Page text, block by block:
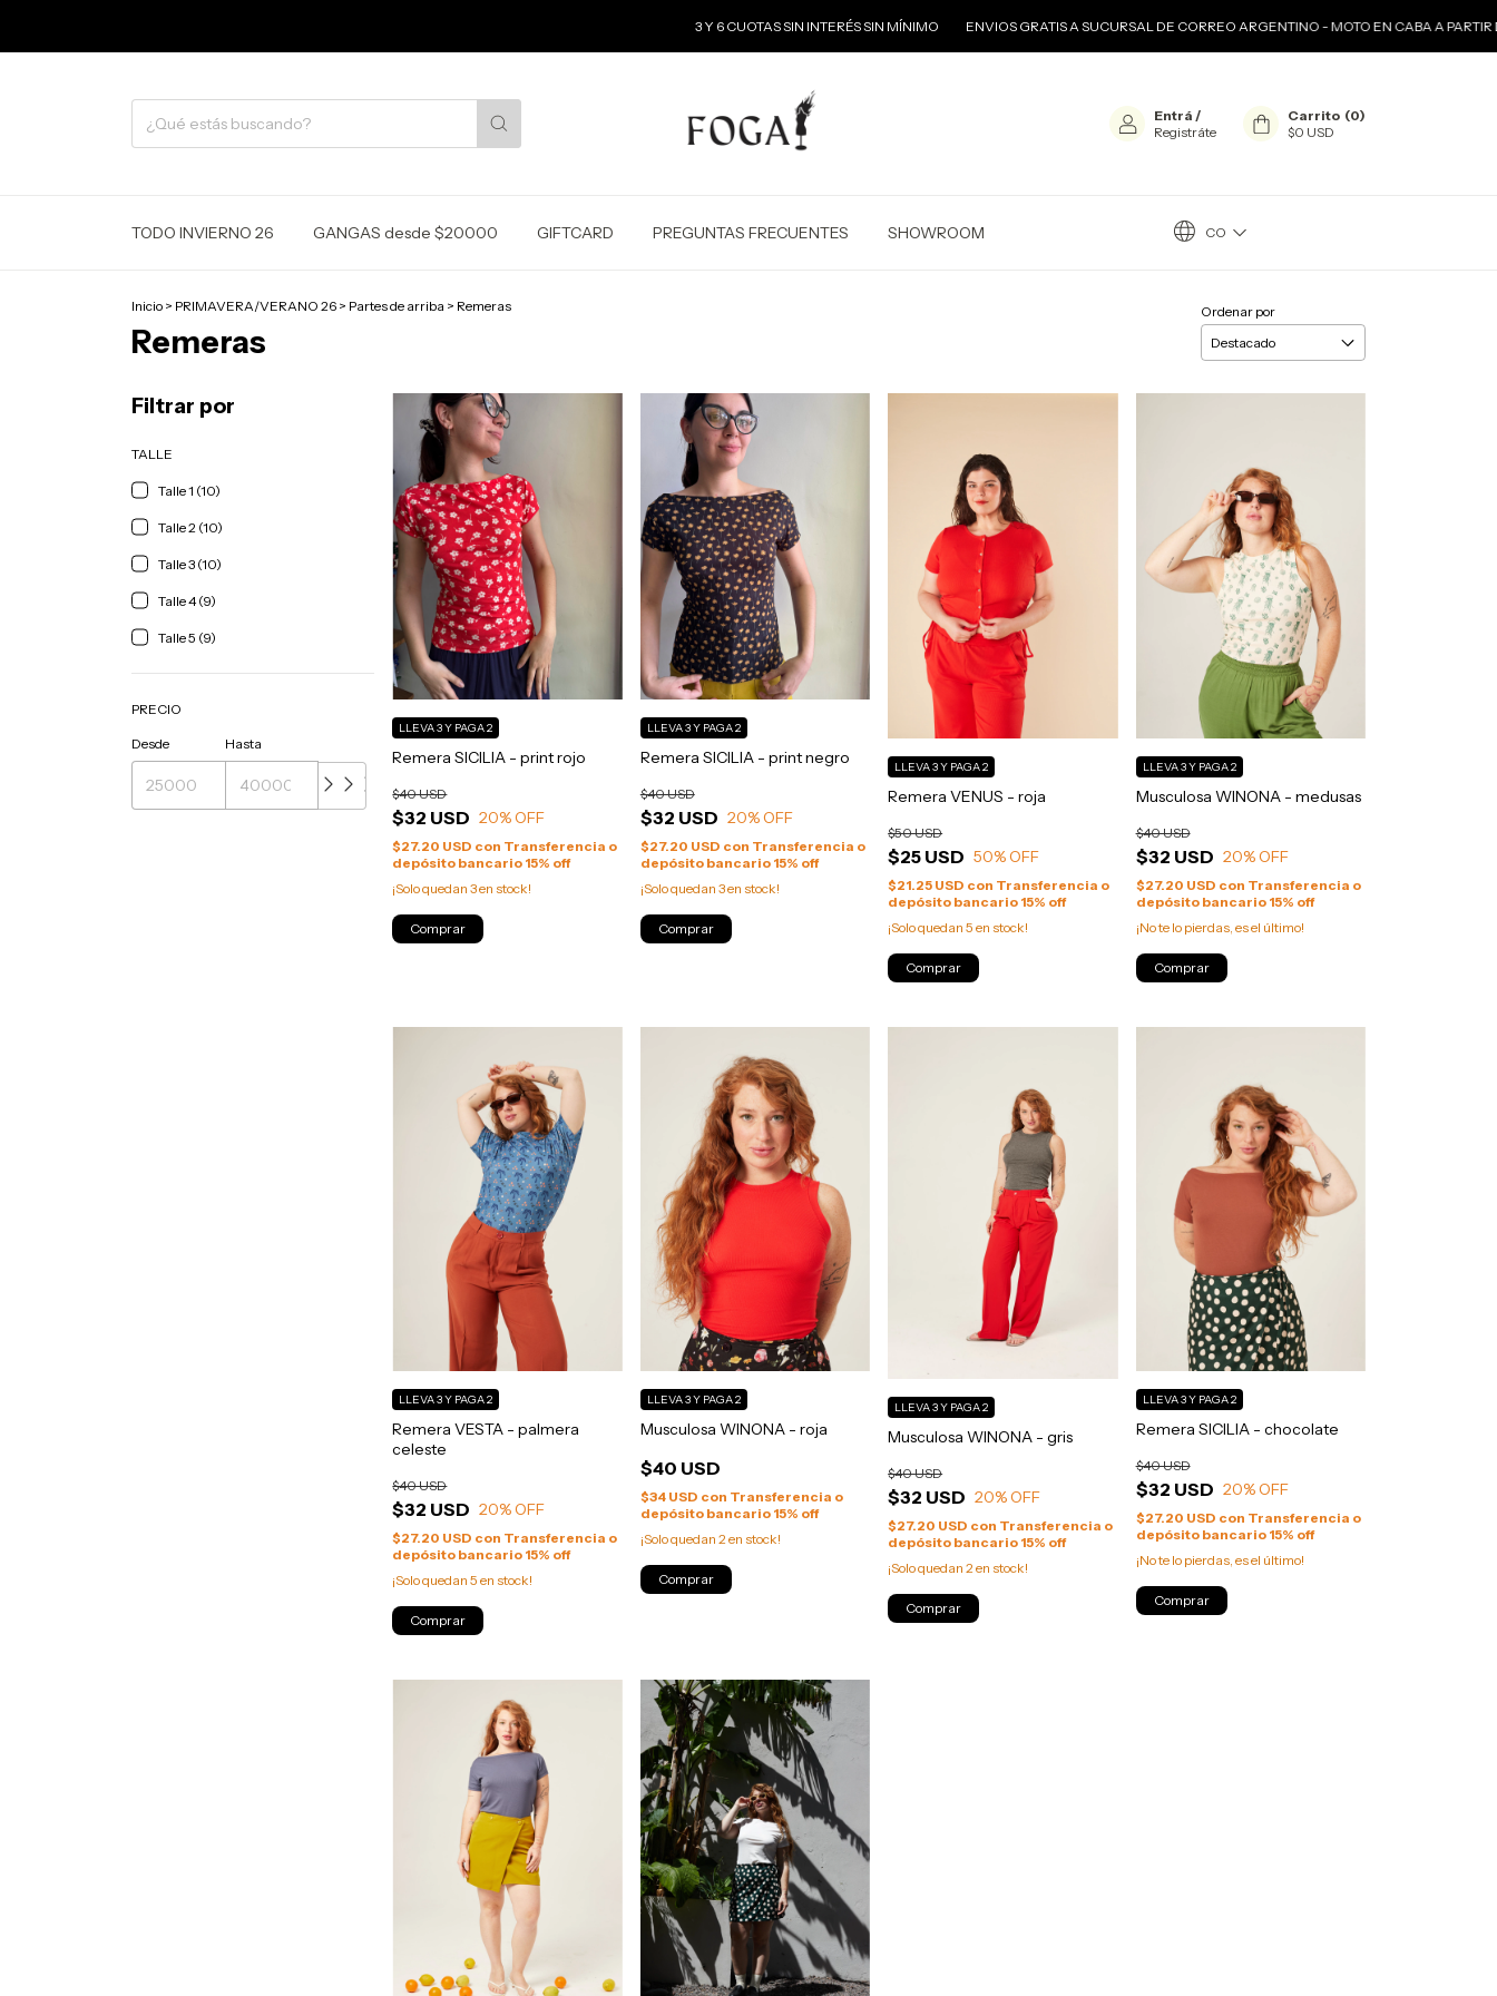
3 Y 6 CUOTAS SIN INTERÉS SIN MÍNIMO ENVIOS GRATIS A SUCURSAL DE CORREO ARGENTINO - MOTO EN CABA A PARTIR DE
Entrá /
Registráte
Carrito (0)
$0 USD
TODO INVIERNO 26 GANGAS desde $20000 GIFTCARD PREGUNTAS FRECUENTES SHOWROOM CO
Inicio > PRIMAVERA/VERANO 26 > Partes de arriba > Remeras
Remeras
Ordenar por
Filtrar por
TALLE
Talle 1 (10)
Talle 2 (10)
Talle 3 (10)
Talle 4 (9)
Talle 5 (9)
PRECIO
Desde Hasta
Remera SICILIA - print rojo
$32 USD
$40 USD
20% OFF
LLEVA 3 Y PAGA 2
$27.20 USD con Transferencia o
depósito bancario 15% off
¡Solo quedan3en stock!
Comprar
Remera SICILIA - print negro
$32 USD
$40 USD
20% OFF
LLEVA 3 Y PAGA 2
$27.20 USD con Transferencia o
depósito bancario 15% off
¡Solo quedan 3en stock!
Comprar
Remera VENUS - roja
$25 USD
$50 USD
50% OFF
LLEVA 3 Y PAGA 2
$21.25 USD con Transferencia o
depósito bancario 15% off
¡Solo quedan5 en stock!
Comprar
Musculosa WINONA - medusas
$32 USD
$40 USD
20% OFF
LLEVA 3 Y PAGA 2
$27.20 USD con Transferencia o
depósito bancario 15% off
¡No te lo pierdas, es el último!
Comprar
Remera VESTA - palmera
celeste
$32 USD
$40 USD
20% OFF
LLEVA 3 Y PAGA 2
$27.20 USD con Transferencia o
depósito bancario 15% off
¡Solo quedan5 en stock!
Comprar
Musculosa WINONA - roja
$40 USD
LLEVA 3 Y PAGA 2
$34 USD con Transferencia o
depósito bancario 15% off
¡Solo quedan 2en stock!
Comprar
Musculosa WINONA - gris
$32 USD
$40 USD
20% OFF
LLEVA 3 Y PAGA 2
$27.20 USD con Transferencia o
depósito bancario 15% off
¡Solo quedan2 en stock!
Comprar
Remera SICILIA - chocolate
$32 USD
$40 USD
20% OFF
LLEVA 3 Y PAGA 2
$27.20 USD con Transferencia o
depósito bancario 15% off
¡No te lo pierdas, es el último!
Comprar